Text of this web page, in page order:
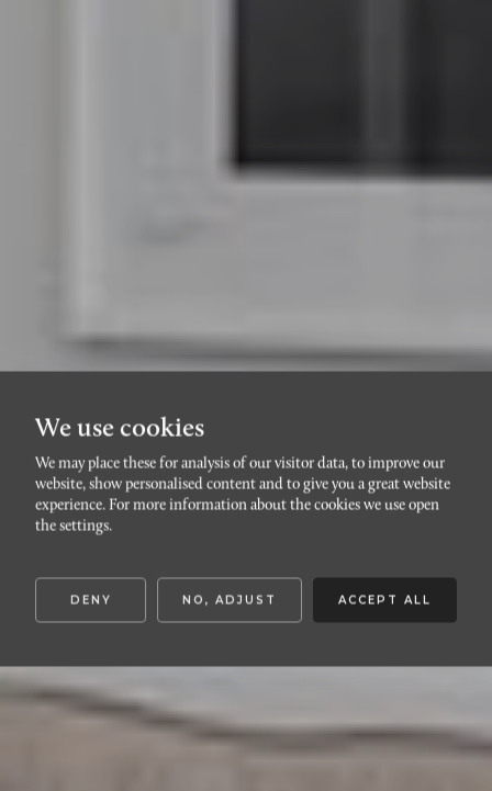
RÖRSJÖSTADENGAMMAL
Föreningsgatan 61
We use cookies
We may place these for analysis of our visitor data, to improve our
website, show personalised content and to give you a great website
experience. For more information about the cookies we use open
the settings.
DENY NO, ADJUST ACCEPT ALL